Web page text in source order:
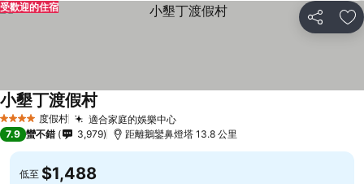
分享 加
受歡迎的住宿
4 星級 度假村 適合家庭的娛樂中心
小墾丁渡假村
7.9 蠻不錯 3,979 距離鵝鑾鼻燈塔 13.8 公里
低至 $1,488